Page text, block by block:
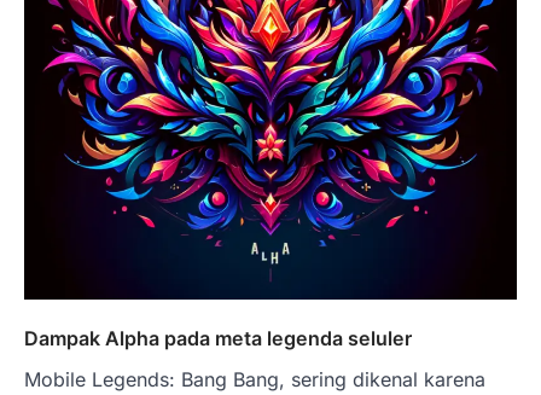
Dampak Alpha pada meta legenda seluler
Mobile Legends: Bang Bang, sering dikenal karena